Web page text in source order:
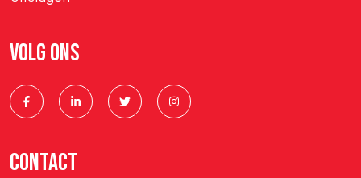
VOLG ONS
CONTACT